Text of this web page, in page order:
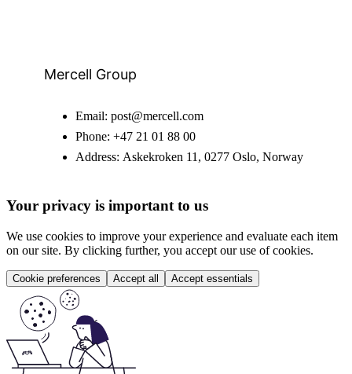
Mercell Group
Email: post@mercell.com
Phone: +47 21 01 88 00
Address: Askekroken 11, 0277 Oslo, Norway
Your privacy is important to us
We use cookies to improve your experience and evaluate each item
on our site. By clicking further, you accept our use of cookies.
Cookie preferences Accept all Accept essentials